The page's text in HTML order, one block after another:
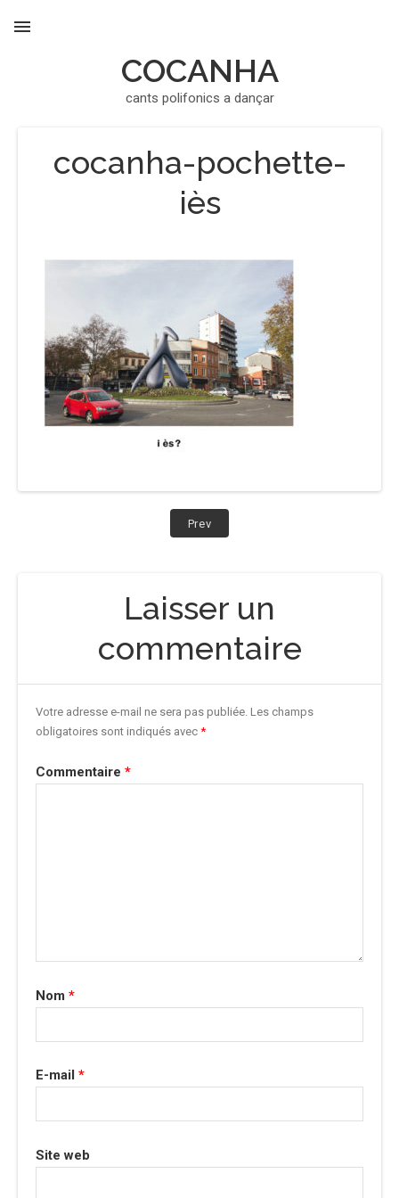
COCANHA
cants polifonics a dançar
cocanha-pochette-
iès
PrevPost:
cocanha-
Laisser un
commentaire
Votre adresse e-mail ne sera pas publiée. Les champs
obligatoires sont indiqués avec *
Commentaire *
Nom *
E-mail *
Site web